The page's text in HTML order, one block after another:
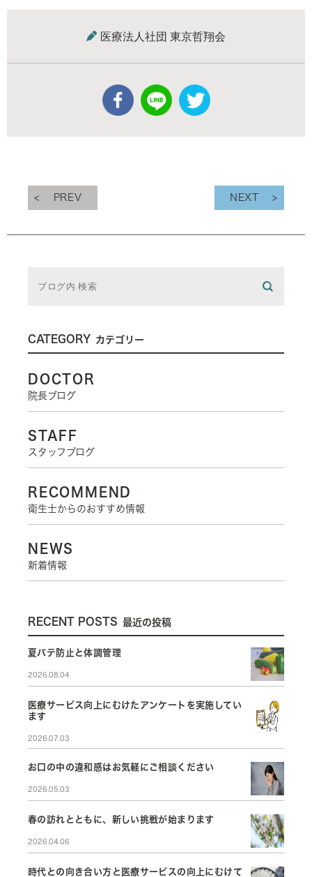
医療法人社団 東京哲翔会
PREV NEXT
CATEGORY カテゴリー
DOCTOR
院長ブログ
STAFF
スタッフブログ
RECOMMEND
衛生士からのおすすめ情報
NEWS
新着情報
RECENT POSTS 最近の投稿
夏バテ防止と体調管理
2026.08.04
医療サービス向上にむけたアンケートを実施してい
ます
2026.07.03
お口の中の違和感はお気軽にご相談ください
2026.05.03
春の訪れとともに、新しい挑戦が始まります
2026.04.06
時代との向き合い方と医療サービスの向上にむけて